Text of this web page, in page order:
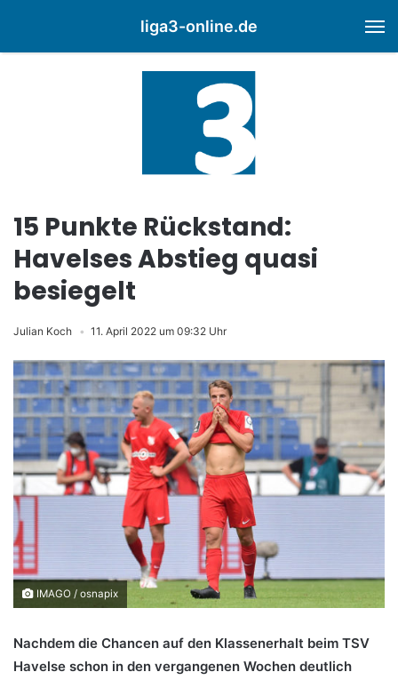
liga3-online.de
15 Punkte Rückstand:
Havelses Abstieg quasi
besiegelt
Julian Koch 11. April 2022 um 09:32 Uhr
IMAGO / osnapix
Nachdem die Chancen auf den Klassenerhalt beim TSV
Havelse schon in den vergangenen Wochen deutlich